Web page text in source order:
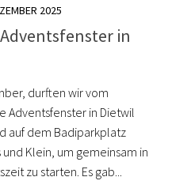
2025
in
durften wir vom
Adventsfenster in Dietwil
auf dem Badiparkplatz
Klein, um gemeinsam in
zu starten. Es gab...